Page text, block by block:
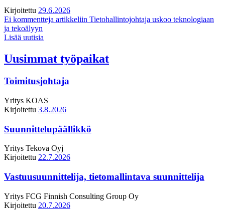
Kirjoitettu 29.6.2026
Ei kommentteja artikkeliin Tietohallintojohtaja uskoo teknologiaan
ja tekoälyyn
Lisää uutisia
Uusimmat työpaikat
Toimitusjohtaja
Yritys KOAS
Kirjoitettu 3.8.2026
Suunnittelupäällikkö
Yritys Tekova Oyj
Kirjoitettu 22.7.2026
Vastuusuunnittelija, tietomallintava suunnittelija
Yritys FCG Finnish Consulting Group Oy
Kirjoitettu 20.7.2026